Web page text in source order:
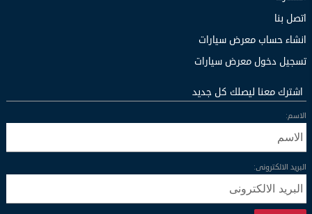
اتصل بنا
انشاء حساب معرض سيارات
تسجيل دخول معرض سيارات
اشترك معنا ليصلك كل جديد
الاسم:
البريد الالكترونى: